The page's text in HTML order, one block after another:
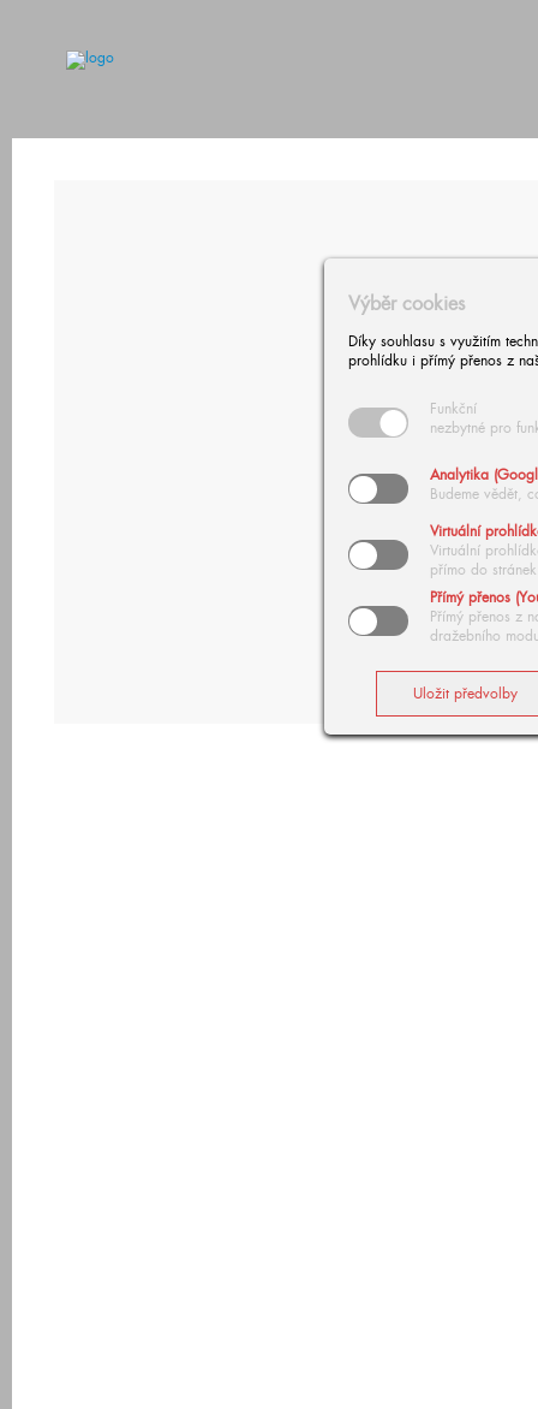
Výběr cookies
Díky souhlasu s využitím
prohlídku i přímý přenos z
Funkční
nezbytné pro
Analytika
Budeme vědět,
Virtuální
Virtuální
přímo do stránek
Přímý přenos
Přímý přenos z
dražebního